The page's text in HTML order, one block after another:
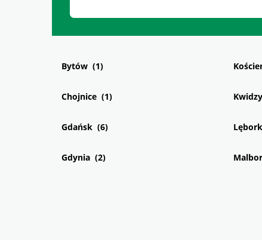
Bytów
Chojnice
Gdańsk
Gdynia
Lębork